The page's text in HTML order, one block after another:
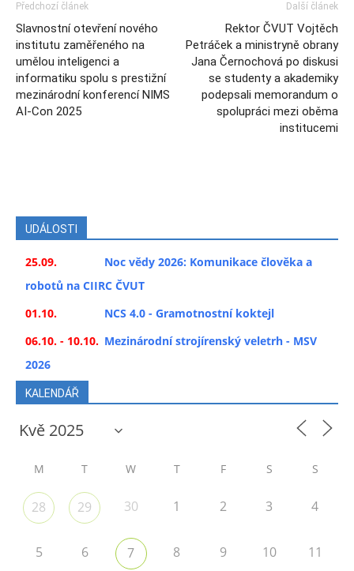
Předchozí článek
Slavnostní otevření nového
institutu zaměřeného na
umělou inteligenci a
informatiku spolu s prestižní
mezinárodní konferencí NIMS
AI-Con 2025
Další článek
Rektor ČVUT Vojtěch
Petráček a ministryně obrany
Jana Černochová po diskusi
se studenty a akademiky
podepsali memorandum o
spolupráci mezi oběma
institucemi
UDÁLOSTI
25.09.
Noc vědy 2026: Komunikace člověka a
robotů na CIIRC ČVUT
01.10.
NCS 4.0 - Gramotnostní koktejl
06.10. - 10.10. Mezinárodní strojírenský veletrh - MSV
2026
KALENDÁŘ
M T W T F S S
28 29 30 1 2 3 4
5 6 7 8 9 10 11